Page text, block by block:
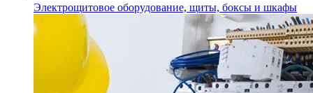
Электрощитовое оборудование, щиты, боксы и шкафы